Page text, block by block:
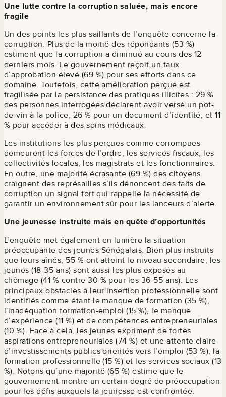
Une lutte contre la corruption saluée, mais encore
fragile
Un des points les plus saillants de l’enquête concerne la
corruption. Plus de la moitié des répondants (53 %)
estiment que la corruption a diminué au cours des 12
derniers mois. Le gouvernement reçoit un taux
d’approbation élevé (69 %) pour ses efforts dans ce
domaine. Toutefois, cette amélioration perçue est
fragilisée par la persistance des pratiques illicites : 29 %
des personnes interrogées déclarent avoir versé un pot-
de-vin à la police, 26 % pour un document d’identité, et 11
% pour accéder à des soins médicaux.
Les institutions les plus perçues comme corrompues
demeurent les forces de l’ordre, les services fiscaux, les
collectivités locales, les magistrats et les fonctionnaires.
En outre, une majorité écrasante (69 %) des citoyens
craignent des représailles s’ils dénoncent des faits de
corruption un signal fort qui rappelle la nécessité de
garantir un environnement sûr pour les lanceurs d’alerte.
Une jeunesse instruite mais en quête d’opportunités
L’enquête met également en lumière la situation
préoccupante des jeunes Sénégalais. Bien plus instruits
que leurs aînés, 55 % ont atteint le niveau secondaire, les
jeunes (18-35 ans) sont aussi les plus exposés au
chômage (41 % contre 30 % pour les 36-55 ans). Les
principaux obstacles à leur insertion professionnelle sont
identifiés comme étant le manque de formation (35 %),
l'inadéquation formation-emploi (15 %), le manque
d’expérience (11 %) et de compétences entrepreneuriales
(10 %). Face à cela, les jeunes expriment de fortes
aspirations entrepreneuriales (74 %) et une attente claire
d’investissements publics orientés vers l’emploi (53 %), la
formation professionnelle (15 %) et les services sociaux (13
%). Notons qu’une majorité (65 %) estime que le
gouvernement montre un certain degré de préoccupation
pour les défis auxquels la jeunesse est confrontée.